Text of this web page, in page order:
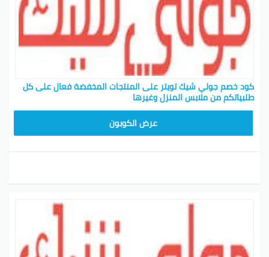
كود خصم جولي شيك تويتر على المنتجات المخفضة فعال على كل
طلبياتكم من ملابس المنزل وغيرها
عرض الكوبون